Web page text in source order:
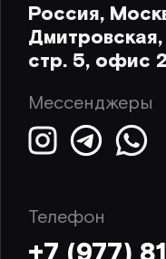
Россия,
стр. 5, офис
Мессенджеры
Телефон